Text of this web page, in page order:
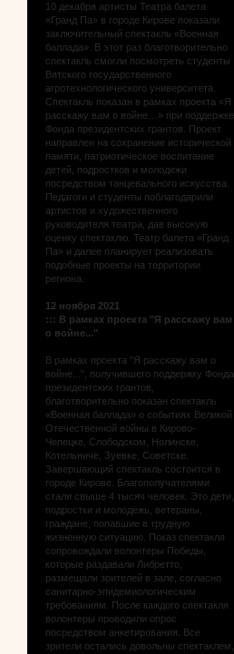
10 декабря артисты Театра балета
«Гранд Па» в городе Кирове показали
заключительный спектакль «Военная
баллада». В этот раз благотворительно
спектакль смогли посмотреть студенты
Вятского государственного
агротехнологического университета.
Спектакль показан в рамках проекта «Я
расскажу вам о войне…» при поддержке
Фонда президентских грантов. Проект
направлен на сохранение исторической
памяти, патриотическое воспитание
детей, подростков и молодежи
посредством танцевального искусства.
Педагоги и студенты поблагодарили
артистов и художественного
руководителя театра, дав высокую
оценку спектаклю. Театр балета «Гранд
Па» и далее планирует реализовать
подобные проекты на территории
региона.
12 ноября 2021
::: В рамках проекта "Я расскажу вам
о войне..."
В рамках проекта "Я расскажу вам о
войне...", получившего поддержку Фонда
президентских грантов,
благотворительно показан спектакль
«Военная баллада» о событиях Великой
Отечественной войны в Кирово-
Чепецке, Слободском, Нолинске,
Котельниче, Зуевке, Советске.
Завершающий спектакль состоится в
городе Кирове. Благополучателями
стали свыше 4 тысяч человек. Это дети,
подростки и молодежь, ветераны,
граждане, попавшие в трудную
жизненную ситуацию. Показ спектакля
сопровождали волонтеры Победы,
которые раздавали Либретто,
размещали зрителей в зале, согласно
санитарно-эпидемиологическим
требованиям. После каждого спектакля
волонтеры проводили опрос
посредством анкетирования. Все
зрители остались довольны спектаклем,